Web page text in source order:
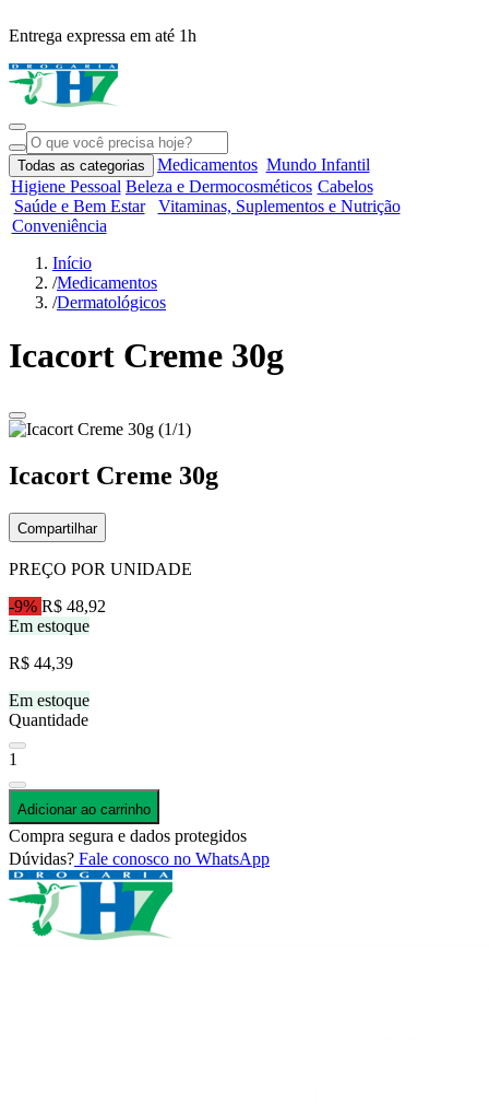
Entrega expressa em até 1h
Todas as categorias Medicamentos Mundo Infantil
Higiene Pessoal Beleza e Dermocosméticos Cabelos
Saúde e Bem Estar
Vitaminas, Suplementos e Nutrição
Conveniência
Início
/Medicamentos
/Dermatológicos
Icacort Creme 30g
Icacort Creme 30g
Compartilhar
PREÇO POR UNIDADE
-9% R$ 48,92
Em estoque
R$ 44,39
Em estoque
Quantidade
1
Adicionar ao carrinho
Compra segura e dados protegidos
Dúvidas? Fale conosco no WhatsApp